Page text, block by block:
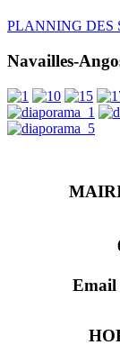
PLANNING DES
Navailles-
Email